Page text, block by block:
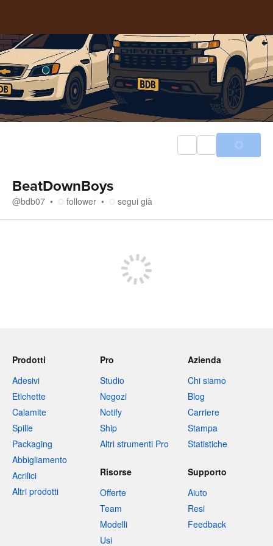
BeatDownBoys
@bdb07 follower segui già
Prodotti
Adesivi
Etichette
Calamite
Spille
Packaging
Abbigliamento
Acrilici
Altri prodotti
Pro
Studio
Negozi
Notify
Ship
Altri strumenti Pro
Azienda
Chi siamo
Blog
Carriere
Stampa
Statistiche
Risorse
Offerte
Team
Modelli
Usi
Supporto
Aiuto
Resi
Feedback